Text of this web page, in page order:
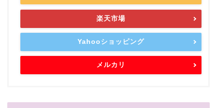
楽天市場
Yahooショッピング
メルカリ